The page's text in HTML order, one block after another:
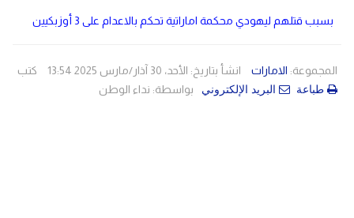
بسبب قتلهم ليهودي محكمة اماراتية تحكم بالاعدام على 3 أوزبكيين
المجموعة: الامارات انشأ بتاريخ: الأحد، 30 آذار/مارس 2025 13:54
كتب
بواسطة: نداء الوطن طباعة البريد الإلكتروني
محلي
فلسطين
عربي